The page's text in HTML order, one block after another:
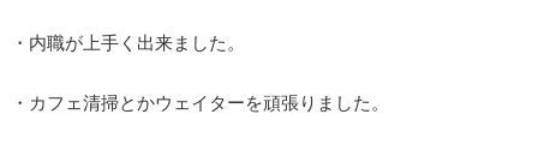
・内職が上手く出来ました。
・カフェ清掃とかウェイターを頑張りました。